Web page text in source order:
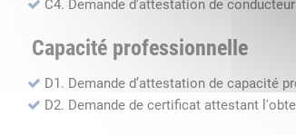
C4. Demande d'attestation de
Capacité professionnelle
D1. Demande d’attestation de capacité
D2. Demande de certificat attestant